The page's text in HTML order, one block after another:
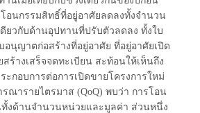
อนกรรมสิทธิ์ที่อยู่อาศัยลดลงทั้งจำนวน
ยวกับด้านอุปทานที่ปรับตัวลดลง ทั้งใบ
นุญาตก่อสร้างที่อยู่อาศัย ที่อยู่อาศัยเปิด
ร้างเสร็จจดทะเบียน สะท้อนให้เห็นถึง
ะกอบการต่อการเปิดขายโครงการใหม่
รณารายไตรมาส (QoQ) พบว่า การโอน
งด้านจำนวนหน่วยและมูลค่า ส่วนหนึ่ง